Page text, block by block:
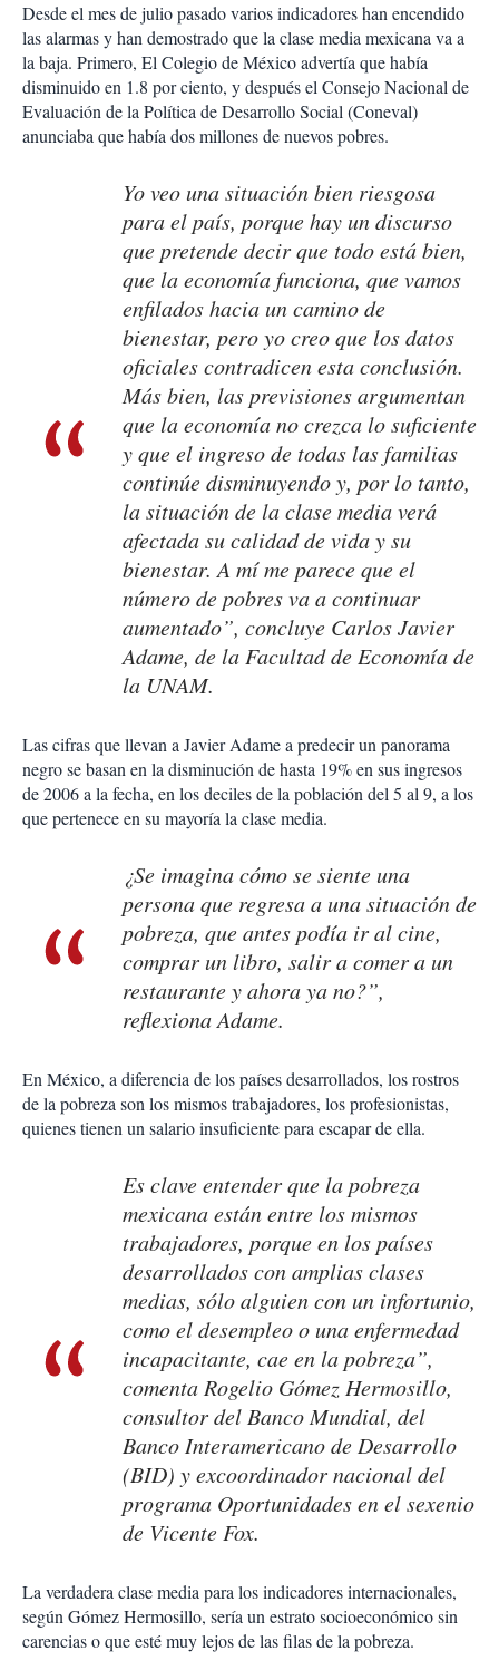
Desde el mes de julio pasado varios indicadores han encendido
las alarmas y han demostrado que la clase media mexicana va a
la baja. Primero, El Colegio de México advertía que había
disminuido en 1.8 por ciento, y después el Consejo Nacional de
Evaluación de la Política de Desarrollo Social (Coneval)
anunciaba que había dos millones de nuevos pobres.
Yo veo una situación bien riesgosa
para el país, porque hay un discurso
que pretende decir que todo está bien,
que la economía funciona, que vamos
enfilados hacia un camino de
bienestar, pero yo creo que los datos
oficiales contradicen esta conclusión.
Más bien, las previsiones argumentan
que la economía no crezca lo suficiente
y que el ingreso de todas las familias
continúe disminuyendo y, por lo tanto,
la situación de la clase media verá
afectada su calidad de vida y su
bienestar. A mí me parece que el
número de pobres va a continuar
aumentado”, concluye Carlos Javier
Adame, de la Facultad de Economía de
la UNAM.
Las cifras que llevan a Javier Adame a predecir un panorama
negro se basan en la disminución de hasta 19% en sus ingresos
de 2006 a la fecha, en los deciles de la población del 5 al 9, a los
que pertenece en su mayoría la clase media.
¿Se imagina cómo se siente una
persona que regresa a una situación de
pobreza, que antes podía ir al cine,
comprar un libro, salir a comer a un
restaurante y ahora ya no?”,
reflexiona Adame.
En México, a diferencia de los países desarrollados, los rostros
de la pobreza son los mismos trabajadores, los profesionistas,
quienes tienen un salario insuficiente para escapar de ella.
Es clave entender que la pobreza
mexicana están entre los mismos
trabajadores, porque en los países
desarrollados con amplias clases
medias, sólo alguien con un infortunio,
como el desempleo o una enfermedad
incapacitante, cae en la pobreza”,
comenta Rogelio Gómez Hermosillo,
consultor del Banco Mundial, del
Banco Interamericano de Desarrollo
(BID) y excoordinador nacional del
programa Oportunidades en el sexenio
de Vicente Fox.
La verdadera clase media para los indicadores internacionales,
según Gómez Hermosillo, sería un estrato socioeconómico sin
carencias o que esté muy lejos de las filas de la pobreza.